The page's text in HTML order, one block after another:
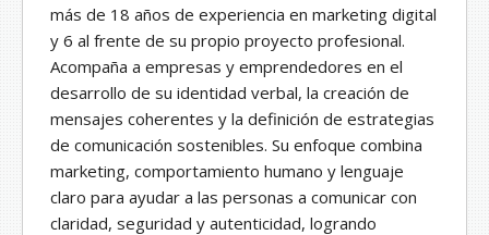
más de 18 años de experiencia en marketing digital
y 6 al frente de su propio proyecto profesional.
Acompaña a empresas y emprendedores en el
desarrollo de su identidad verbal, la creación de
mensajes coherentes y la definición de estrategias
de comunicación sostenibles. Su enfoque combina
marketing, comportamiento humano y lenguaje
claro para ayudar a las personas a comunicar con
claridad, seguridad y autenticidad, logrando